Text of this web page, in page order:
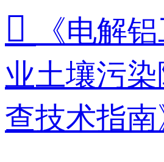

《电解
业土壤污
查技术指南